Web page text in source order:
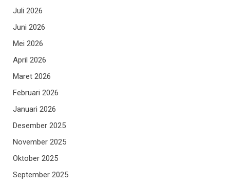
Juli 2026
Juni 2026
Mei 2026
April 2026
Maret 2026
Februari 2026
Januari 2026
Desember 2025
November 2025
Oktober 2025
September 2025